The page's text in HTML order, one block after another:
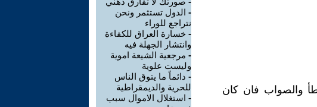
والصواب فان كان
- الدول تستثمر ونحن
نتراجع للوراء
- خسارة العراق للكفاءة
وانتشار الجهلة فيه
- مرجعية الشيعة اموية
وليست علوية
- دائماً ما يتوق الناس
للحرية والديمقراطية
- استغلال الاموال سبب